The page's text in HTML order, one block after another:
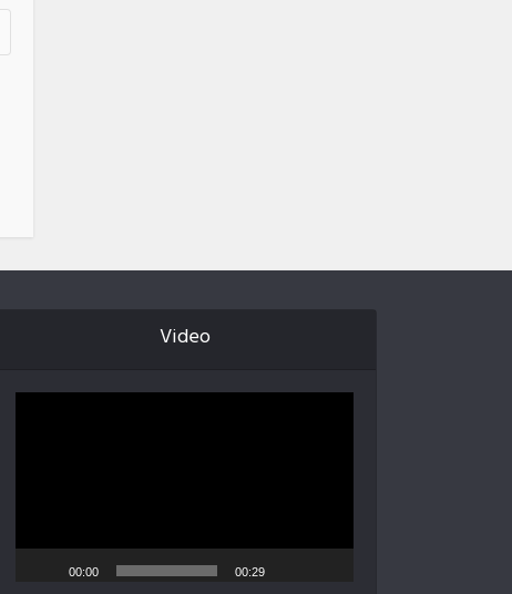
Video
00:00 00:29